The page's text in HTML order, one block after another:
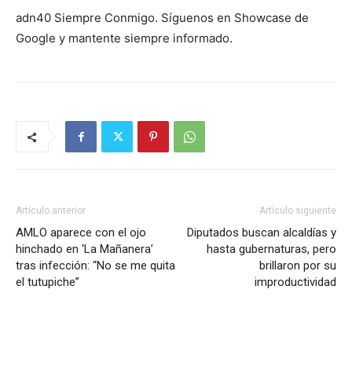
adn40 Siempre Conmigo. Síguenos en Showcase de
Google y mantente siempre informado.
Artículo anterior
AMLO aparece con el ojo
hinchado en ‘La Mañanera’
tras infección: “No se me quita
el tutupiche”
Artículo siguiente
Diputados buscan alcaldías y
hasta gubernaturas, pero
brillaron por su
improductividad